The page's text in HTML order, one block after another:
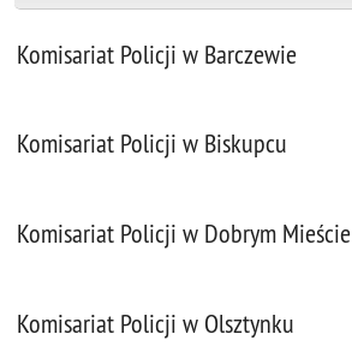
Komisariat Policji w Barczewie
Komisariat Policji w Biskupcu
Komisariat Policji w Dobrym Mieście
Komisariat Policji w Olsztynku